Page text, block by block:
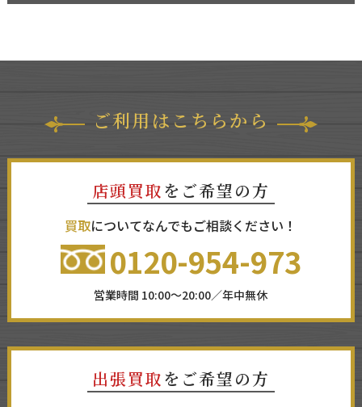
ご利用はこちらから
店頭買取 をご希望の方
買取についてなんでもご相談ください！
0120-954-973
営業時間 10:00～20:00／年中無休
出張買取 をご希望の方